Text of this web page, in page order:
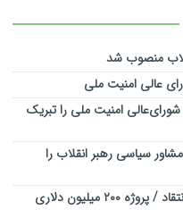
منصوب شد
عالی امنیت ملی
امنیت ملی را تبریک
سیاسی رهبر انقلاب را
جف بزوس و لئوناردو دی‌کاپریو زیر تیغ انتقاد / پروژه ۲۰۰ میلیون دلاری